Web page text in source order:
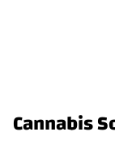
Cannabis